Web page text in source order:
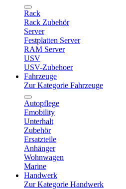
Rack
Rack Zubehör
Server
Festplatten Server
RAM Server
USV
USV-Zubehoer
Fahrzeuge
Zur Kategorie Fahrzeuge
Autopflege
Emobility
Unterhalt
Zubehör
Ersatzteile
Anhänger
Wohnwagen
Marine
Handwerk
Zur Kategorie Handwerk